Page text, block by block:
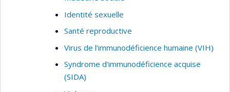
des interventions en santé, stratégies et actions
sanitaires.
Il s’intéresse également à la traduction des
résultats de recherche en politique ainsi qu’aux
stratégies et actions pour la protection et la
promotion de la santé publique en Afrique.
Identité sexuelle
Santé reproductive
Virus de l'immunodéficience humaine (VIH)
Syndrome d'immunodéficience acquise
(SIDA)